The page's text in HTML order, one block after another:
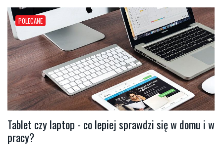
POLECANE
Tablet czy laptop - co lepiej sprawdzi się w domu i w
pracy?